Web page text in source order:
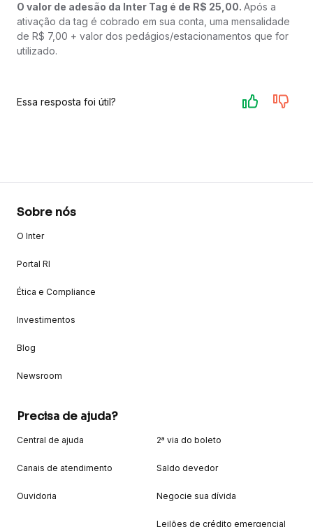
O valor de adesão da Inter Tag é de R$ 25,00. Após a
ativação da tag é cobrado em sua conta, uma mensalidade
de R$ 7,00 + valor dos pedágios/estacionamentos que for
utilizado.
Essa resposta foi útil?
Sobre nós
O Inter
Portal RI
Ética e Compliance
Investimentos
Blog
Newsroom
Precisa de ajuda?
Central de ajuda
Canais de atendimento
Ouvidoria
2ª via do boleto
Saldo devedor
Negocie sua dívida
Leilões de crédito emergencial